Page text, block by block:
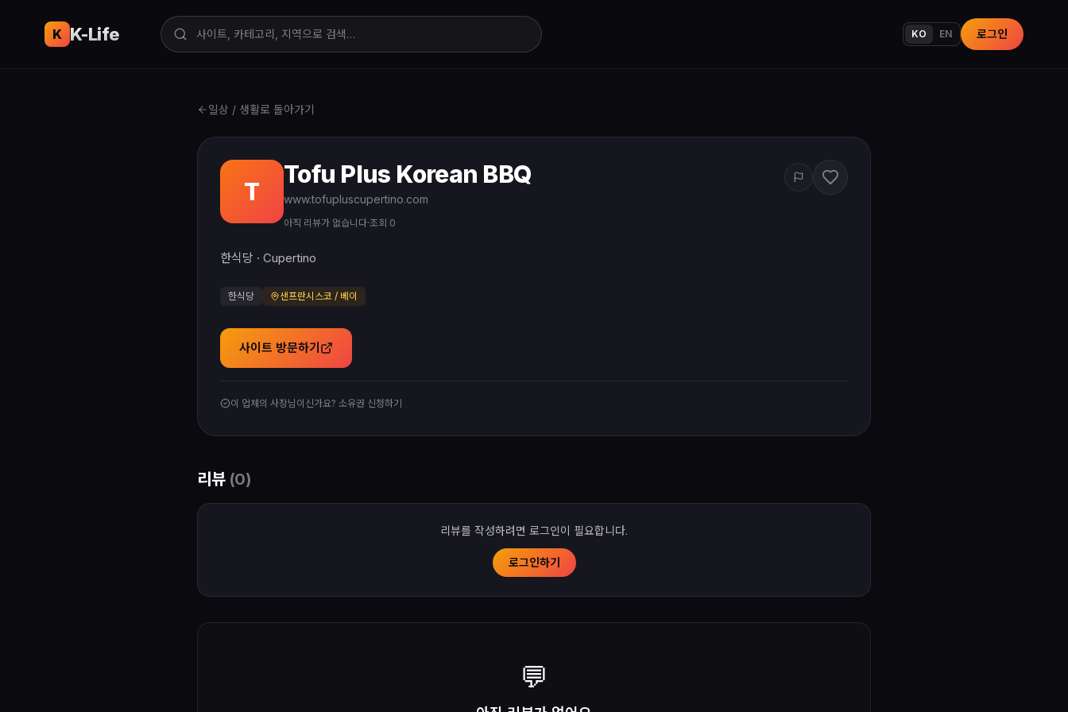
K K-Life KO EN 로그인
일상 / 생활로 돌아가기
T
Tofu Plus Korean BBQ
www.tofupluscupertino.com
아직 리뷰가 없습니다·조회 0
한식당 · Cupertino
한식당 샌프란시스코 / 베이
사이트 방문하기
이 업체의 사장님이신가요? 소유권 신청하기
리뷰 (0)
리뷰를 작성하려면 로그인이 필요합니다.
로그인하기
💬